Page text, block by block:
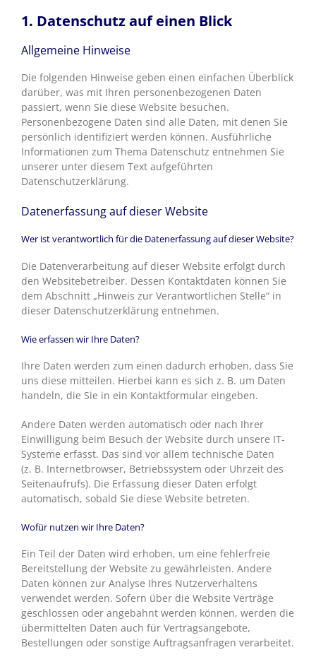
1. Datenschutz auf einen Blick
Allgemeine Hinweise
Die folgenden Hinweise geben einen einfachen Überblick
darüber, was mit Ihren personenbezogenen Daten
passiert, wenn Sie diese Website besuchen.
Personenbezogene Daten sind alle Daten, mit denen Sie
persönlich identifiziert werden können. Ausführliche
Informationen zum Thema Datenschutz entnehmen Sie
unserer unter diesem Text aufgeführten
Datenschutzerklärung.
Datenerfassung auf dieser Website
Wer ist verantwortlich für die Datenerfassung auf dieser Website?
Die Datenverarbeitung auf dieser Website erfolgt durch
den Websitebetreiber. Dessen Kontaktdaten können Sie
dem Abschnitt „Hinweis zur Verantwortlichen Stelle“ in
dieser Datenschutzerklärung entnehmen.
Wie erfassen wir Ihre Daten?
Ihre Daten werden zum einen dadurch erhoben, dass Sie
uns diese mitteilen. Hierbei kann es sich z. B. um Daten
handeln, die Sie in ein Kontaktformular eingeben.
Andere Daten werden automatisch oder nach Ihrer
Einwilligung beim Besuch der Website durch unsere IT-
Systeme erfasst. Das sind vor allem technische Daten
(z. B. Internetbrowser, Betriebssystem oder Uhrzeit des
Seitenaufrufs). Die Erfassung dieser Daten erfolgt
automatisch, sobald Sie diese Website betreten.
Wofür nutzen wir Ihre Daten?
Ein Teil der Daten wird erhoben, um eine fehlerfreie
Bereitstellung der Website zu gewährleisten. Andere
Daten können zur Analyse Ihres Nutzerverhaltens
verwendet werden. Sofern über die Website Verträge
geschlossen oder angebahnt werden können, werden die
übermittelten Daten auch für Vertragsangebote,
Bestellungen oder sonstige Auftragsanfragen verarbeitet.